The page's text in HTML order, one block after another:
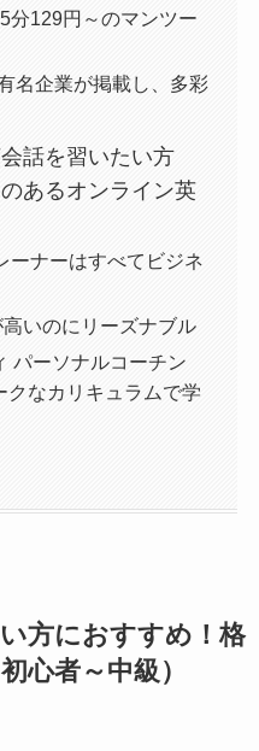
分129円～のマンツー
名企業が掲載し、多彩
話を習いたい方
あるオンライン英
ーナーはすべてビジネ
高いのにリーズナブル
パーソナルコーチン
クなカリキュラムで学
方におすすめ！格
心者～中級）